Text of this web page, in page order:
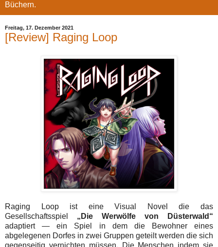
Büchern.
Freitag, 17. Dezember 2021
[Review] Raging Loop
Raging Loop ist eine Visual Novel die das
Gesellschaftsspiel „Die Werwölfe von Düsterwald“
adaptiert — ein Spiel in dem die Bewohner eines
abgelegenen Dorfes in zwei Gruppen geteilt werden die sich
gegenseitig vernichten müssen. Die Menschen indem sie